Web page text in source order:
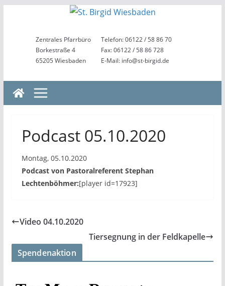
springenZentrales Pfarrbüro
Borkestraße 4
65205 Wiesbaden
Telefon: 06122 / 58 86 70
Fax: 06122 / 58 86 728
E-Mail: info@st-birgid.de
Podcast 05.10.2020
Montag, 05.10.2020
Podcast von Pastoralreferent Stephan
Lechtenböhmer:[player id=17923]
Video 04.10.2020
Tiersegnung in der Feldkapelle
Spendenaktion